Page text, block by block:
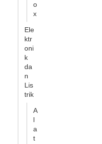
o
x
Ele
ktr
oni
k
da
n
Lis
trik
A
l
a
t